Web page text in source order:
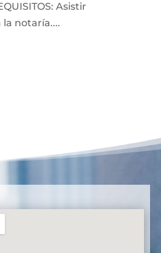
Asistir
notaría....